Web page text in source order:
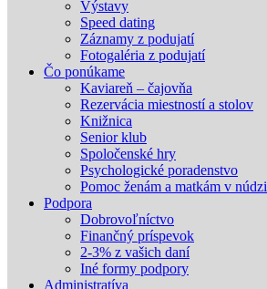
Výstavy
Speed dating
Záznamy z podujatí
Fotogaléria z podujatí
Čo ponúkame
Kaviareň – čajovňa
Rezervácia miestností a stolov
Knižnica
Senior klub
Spoločenské hry
Psychologické poradenstvo
Pomoc ženám a matkám v núdzi
Podpora
Dobrovoľníctvo
Finančný príspevok
2-3% z vašich daní
Iné formy podpory
Administratíva